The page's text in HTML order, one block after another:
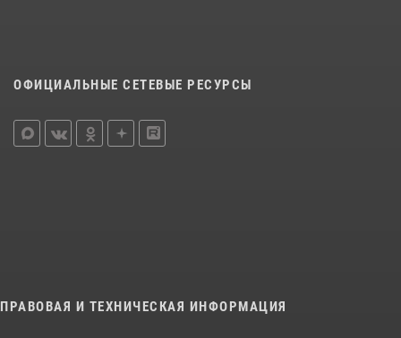
ОФИЦИАЛЬНЫЕ СЕТЕВЫЕ РЕСУРСЫ
ПРАВОВАЯ И ТЕХНИЧЕСКАЯ ИНФОРМАЦИЯ